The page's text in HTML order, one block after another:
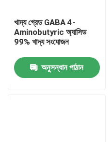
খাদ্য গ্রেড GABA 4-
Aminobutyric অ্যাসিড
99% খাদ্য সংযোজন
অনুসন্ধান পাঠান